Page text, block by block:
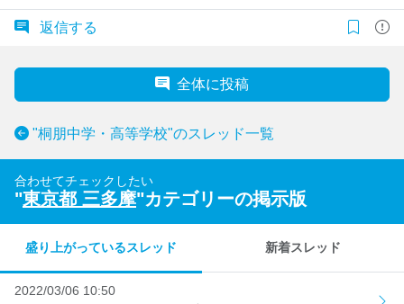
返信する
全体に投稿
"桐朋中学・高等学校"のスレッド一覧
合わせてチェックしたい
"東京都 三多摩"カテゴリーの掲示版
盛り上がっているスレッド 新着スレッド
2022/03/06 10:50